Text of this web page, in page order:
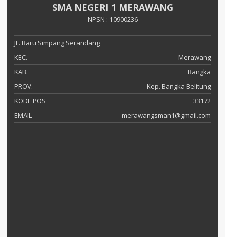
SMA NEGERI 1 MERAWANG
NPSN : 10900236
JL. Baru Simpang Serandang
KEC.
Merawang
KAB.
Bangka
PROV.
Kep. Bangka Belitung
KODE POS
33172
EMAIL
merawangsman1@gmail.com